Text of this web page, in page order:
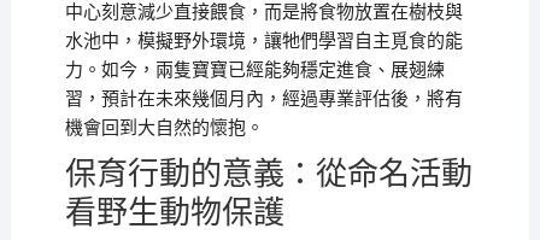
中心刻意減少直接餵食，而是將食物放置在樹枝與
水池中，模擬野外環境，讓牠們學習自主覓食的能
力。如今，兩隻寶寶已經能夠穩定進食、展翅練
習，預計在未來幾個月內，經過專業評估後，將有
機會回到大自然的懷抱。
保育行動的意義：從命名活動
看野生動物保護